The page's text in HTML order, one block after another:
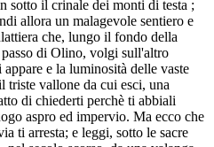
sotto il crinale dei monti di testa ;
allora un malagevole sentiero e
che, lungo il fondo della
di Olino, volgi sull'altro
e la luminosità delle vaste
triste vallone da cui esci, una
di chiederti perchè ti abbiali
aspro ed impervio. Ma ecco che
ti arresta; e leggi, sotto le sacre